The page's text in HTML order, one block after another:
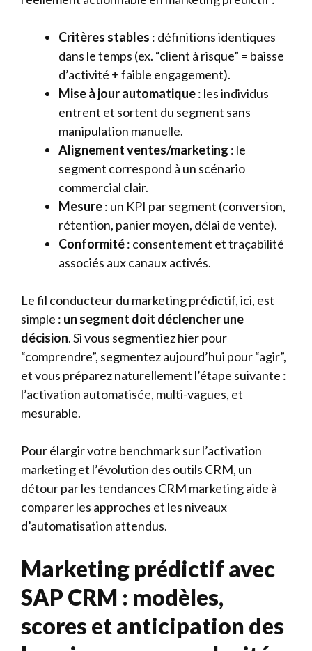
Critères stables : définitions identiques
dans le temps (ex. “client à risque” = baisse
d’activité + faible engagement).
Mise à jour automatique: les individus
entrent et sortent du segment sans
manipulation manuelle.
Alignement ventes/marketing : le
segment correspond à un scénario
commercial clair.
Mesure: un KPI par segment (conversion,
rétention, panier moyen, délai de vente).
Conformité: consentement et traçabilité
associés aux canaux activés.
Le fil conducteur du marketing prédictif, ici, est
simple : un segment doit déclencher une
décision. Si vous segmentiez hier pour
“comprendre”, segmentez aujourd’hui pour “agir”,
et vous préparez naturellement l’étape suivante :
l’activation automatisée, multi-vagues, et
mesurable.
Pour élargir votre benchmark sur l’activation
marketing et l’évolution des outils CRM, un
détour parles tendances CRM marketingaide à
comparer les approches et les niveaux
d’automatisation attendus.
Marketing prédictif avec
SAP CRM : modèles,
scores et anticipation des